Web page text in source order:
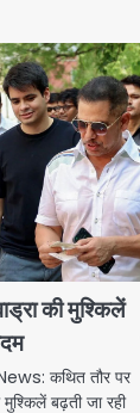
की मुश्किलें
कथित तौर पर
मुश्किलें बढ़ती जा रही